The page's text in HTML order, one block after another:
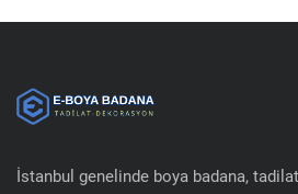
İstanbul genelinde boya badana,